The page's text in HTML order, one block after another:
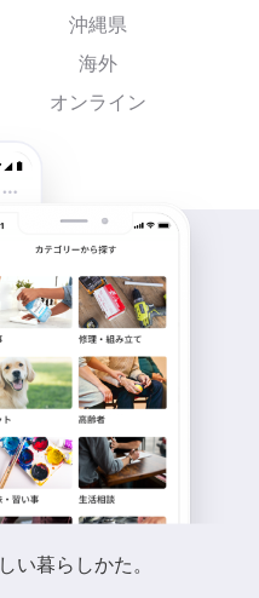
沖縄県
海外
オンライン
い暮らしかた。